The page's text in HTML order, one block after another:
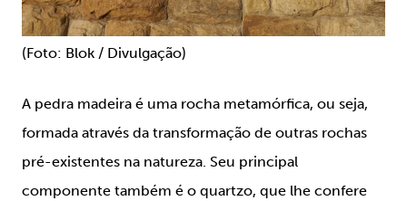
(Foto: Blok / Divulgação)
A pedra madeira é uma rocha metamórfica, ou seja,
formada através da transformação de outras rochas
pré-existentes na natureza. Seu principal
componente também é o quartzo, que lhe confere